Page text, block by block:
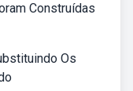
Construídas
Os